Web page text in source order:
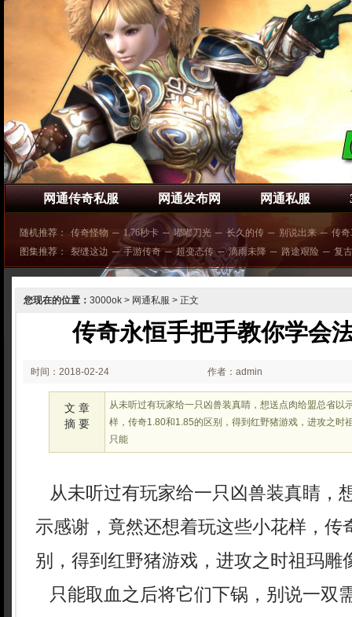
网通传奇私服 网通发布网 网通私服
随机推荐： 传奇怪物 ─ 1.76秒卡 ─ 嘟嘟刀光 ─ 长久的传 ─ 别说出来 ─ 传奇
图集推荐：
裂缝这边 ─ 手游传奇 ─ 超变态传 ─ 滴雨未降 ─ 路途艰险 ─ 复
您现在的位置： 3000ok > 网通私服 > 正文
传奇永恒手把手教你学会
时间：2018-02-24
03:02
作者：admin
文 章
摘 要
从未听过有玩家给一只凶兽装真睛，想送点肉给盟总省以
样，传奇1.80和1.85的区别，得到红野猪游戏，进攻之时
只能
从未听过有玩家给一只凶兽装真睛，
示感谢，竟然还想着玩这些小花样，传
别，得到红野猪游戏，进攻之时祖玛雕
只能取血之后将它们下锅，别说一双